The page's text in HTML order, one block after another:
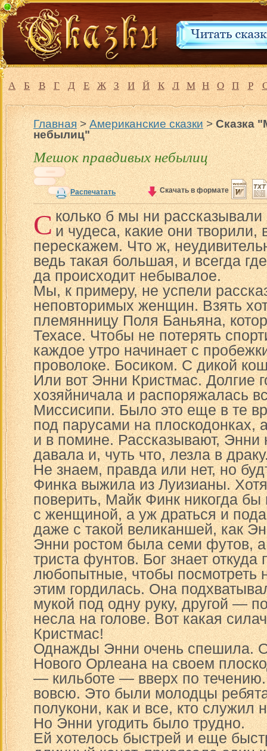
А Б В Г Д Е Ж З И Й К Л М Н О П Р
Главная>Американские сказки>Сказка
небылиц"
Мешок правдивых небылиц
Распечатать Скачать в формате
Сколько б мы ни рассказывали
и чудеса, какие они творили,
перескажем. Что ж,
ведь такая большая, и всегда
да происходит небывалое.
Мы, к примеру, не успели
неповторимых женщин. Взять
племянницу Поля Баньяна,
Техасе. Чтобы не потерять
каждое утро начинает с
проволоке. Босиком. С дикой
Или вот Энни Кристмас. Долгие
хозяйничала и распоряжалась
Миссисипи. Было это еще в те
под парусами на плоскодонках,
и в помине. Рассказывают, Энни
давала и, чуть что, лезла в
Не знаем, правда или нет, но
Финка выжила из Луизианы.
поверить, Майк Финк никогда бы
с женщиной, а уж драться и
даже с такой великаншей, как
Энни ростом была семи футов, а
триста фунтов. Бог знает откуда
любопытные, чтобы посмотреть
этим гордилась. Она
мукой под одну руку, другой —
несла на голове. Вот какая
Кристмас!
Однажды Энни очень спешила.
Нового Орлеана на своем
— кильботе — вверх по
вовсю. Это были молодцы
полукони, как и все, кто служил
Но Энни угодить было трудно.
Ей хотелось быстрей и еще